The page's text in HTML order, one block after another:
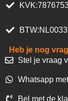
Heb je nog
Stel je vraag
Whatsapp
Bel met de